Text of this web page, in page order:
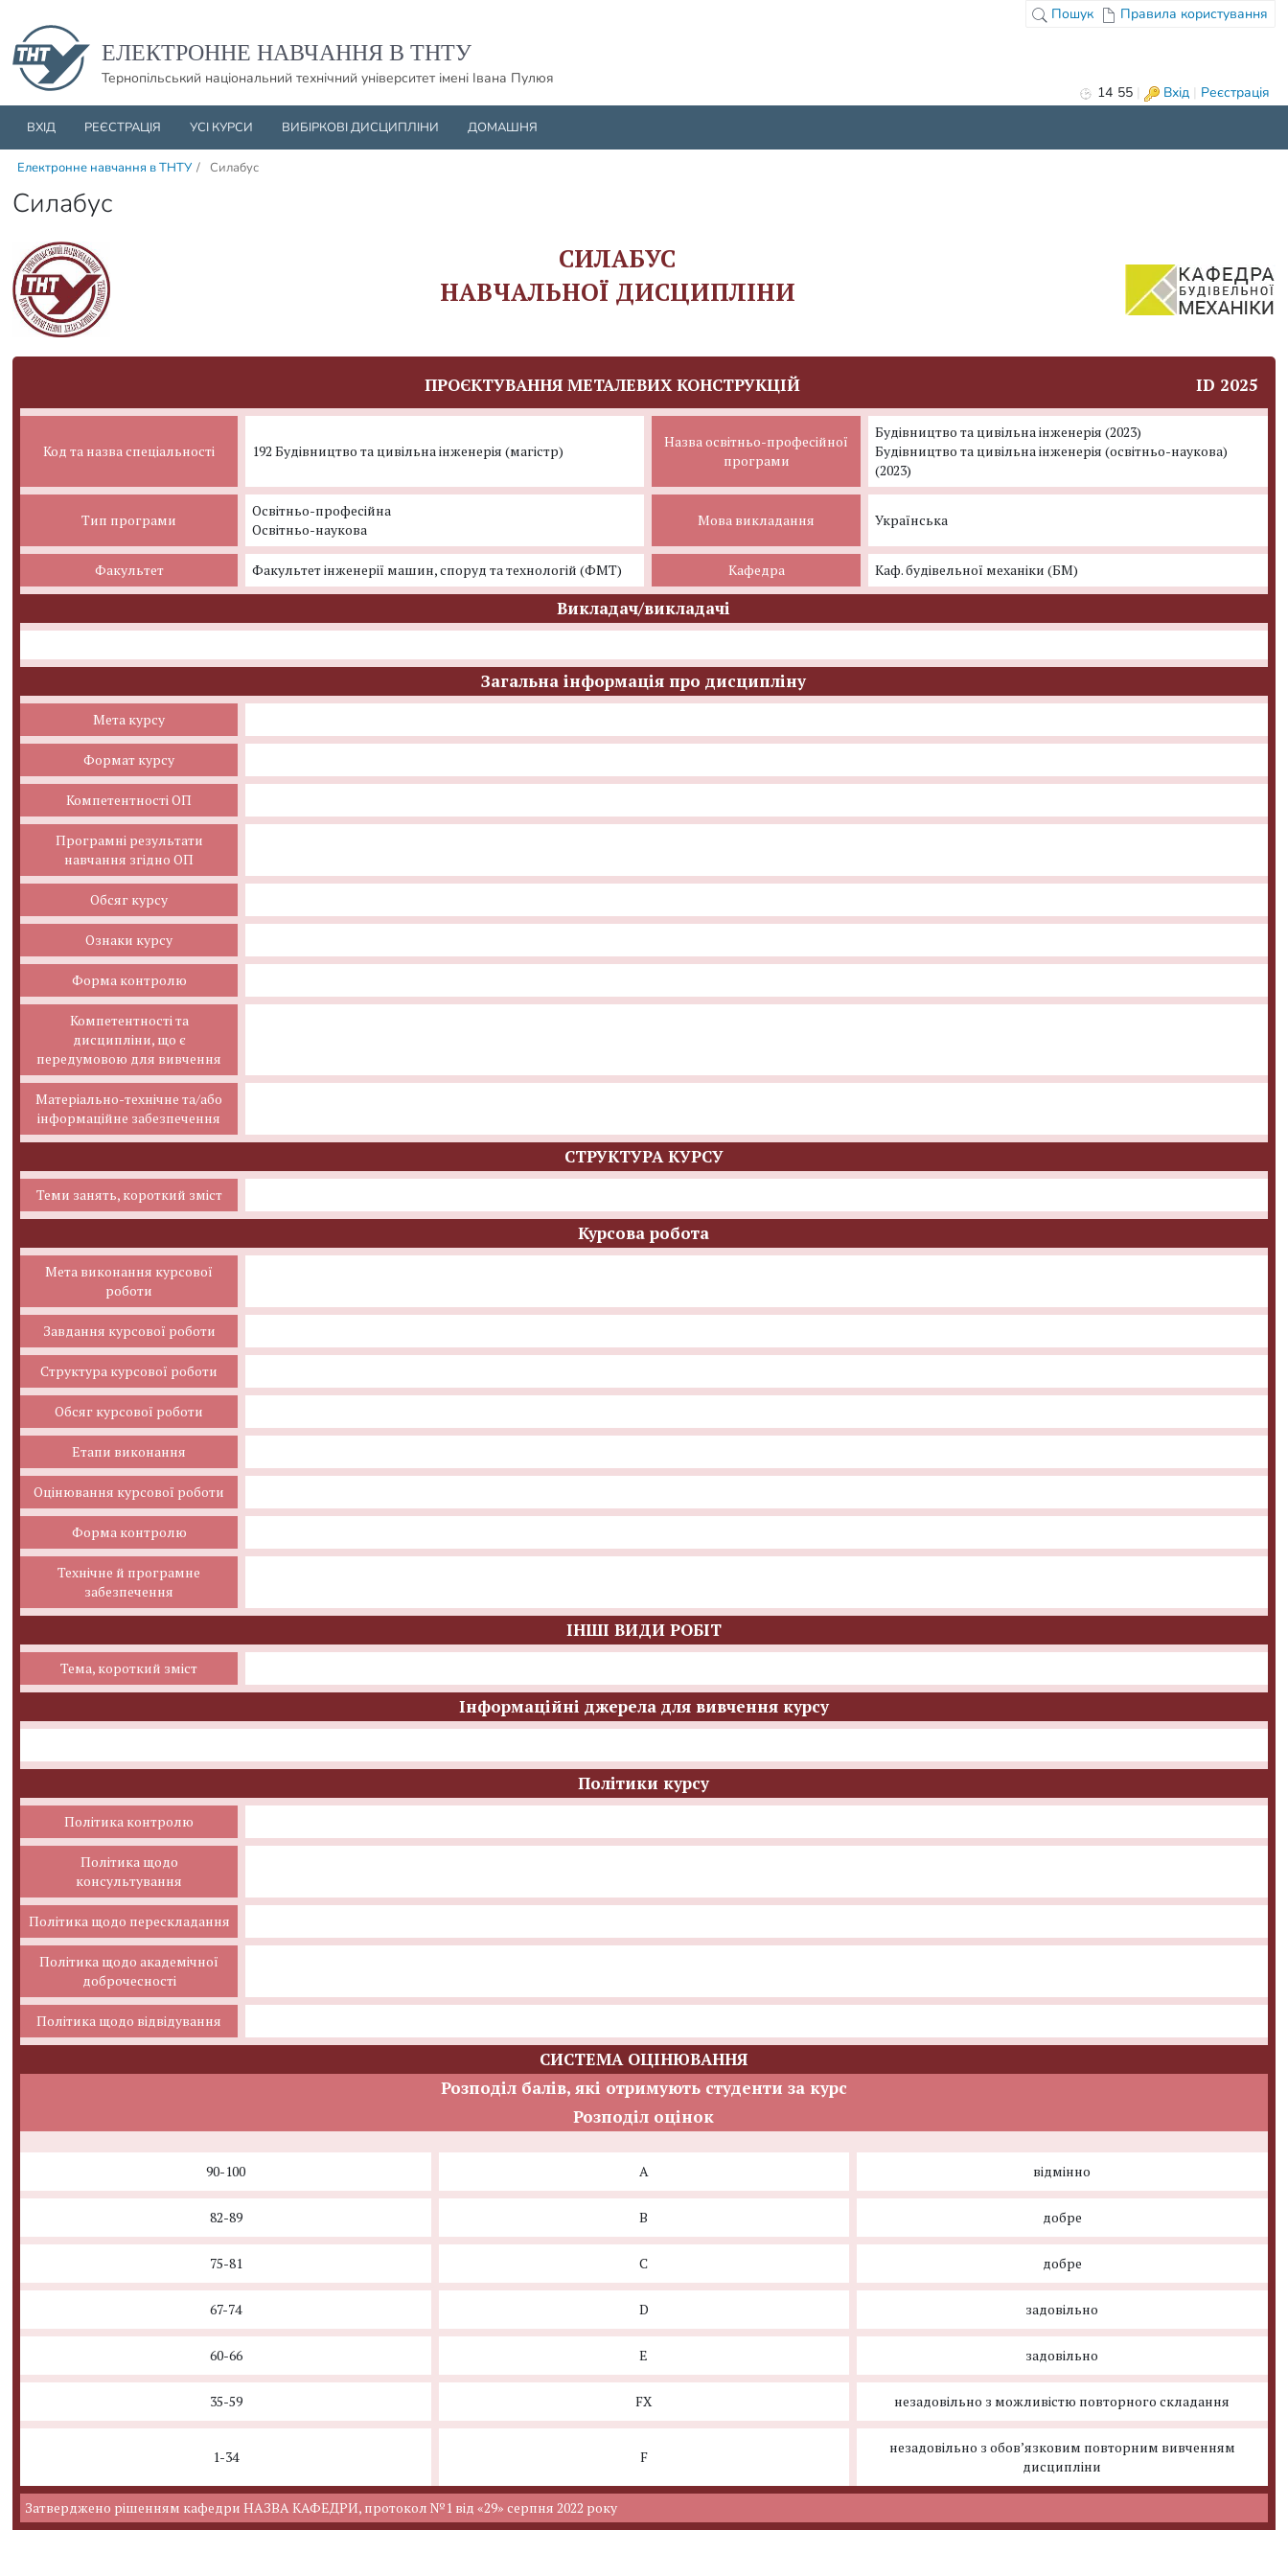
ЕЛЕКТРОННЕ НАВЧАННЯ В ТНТУ
Тернопільський національний технічний університет імені Івана Пулюя
Пошук Правила користування
14 55 | Вхід| Реєстрація
ВХІД РЕЄСТРАЦІЯ УСІ КУРСИ ВИБІРКОВІ ДИСЦИПЛІНИ ДОМАШНЯ
Електронне навчання в ТНТУ / Силабус
Силабус
СИЛАБУС
НАВЧАЛЬНОЇ ДИСЦИПЛІНИ
ПРОЄКТУВАННЯ МЕТАЛЕВИХ КОНСТРУКЦІЙ ID 2025
Код та назва спеціальності
Назва освітньо-професійної
програми
192 Будівництво та цивільна інженерія (магістр)
Будівництво та цивільна інженерія (2023)
Будівництво та цивільна інженерія (освітньо-наукова)
(2023)
Тип програми
Освітньо-професійна
Освітньо-наукова
Мова викладання Українська
Факультет Факультет інженерії машин, споруд та технологій (ФМТ) Кафедра Каф. будівельної механіки (БМ)
Викладач/викладачі
Загальна інформація про дисципліну
Мета курсу
Формат курсу
Компетентності ОП
Програмні результати
навчання згідно ОП
Обсяг курсу
Ознаки курсу
Форма контролю
Компетентності та
дисципліни, що є
передумовою для вивчення
Матеріально-технічне та/або
інформаційне забезпечення
СТРУКТУРА КУРСУ
Теми занять, короткий зміст
Курсова робота
Мета виконання курсової
роботи
Завдання курсової роботи
Структура курсової роботи
Обсяг курсової роботи
Етапи виконання
Оцінювання курсової роботи
Форма контролю
Технічне й програмне
забезпечення
ІНШІ ВИДИ РОБІТ
Тема, короткий зміст
Інформаційні джерела для вивчення курсу
Політики курсу
Політика контролю
Політика щодо
консультування
Політика щодо перескладання
Політика щодо академічної
доброчесності
Політика щодо відвідування
СИСТЕМА ОЦІНЮВАННЯ
Розподіл балів, які отримують студенти за курс
Розподіл оцінок
90-100 A відмінно
82-89 B добре
75-81 C добре
67-74 D задовільно
60-66 E задовільно
35-59 FX незадовільно з можливістю повторного складання
1-34 F
незадовільно з обов’язковим повторним вивченням
дисципліни
Затверджено рішенням кафедри НАЗВА КАФЕДРИ, протокол №1 від «29» серпня 2022 року